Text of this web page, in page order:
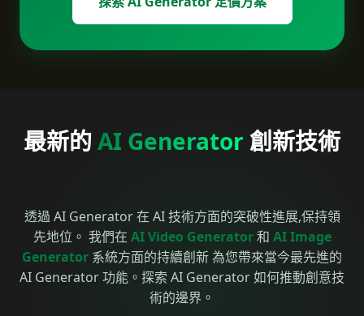
最新的AI Generator 創新技術
透過 AI Generator 在 AI 技術方面的突破性進展,保持領
先地位。 我們在 AI Video Generator和 AI Image
Generator 系統方面的持續創新 為您帶來當今最先進的
AI Generator 功能。探索 AI Generator 如何推動創意技
術的邊界。